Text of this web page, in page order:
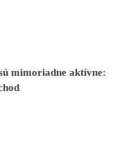
mimoriadne aktívne: